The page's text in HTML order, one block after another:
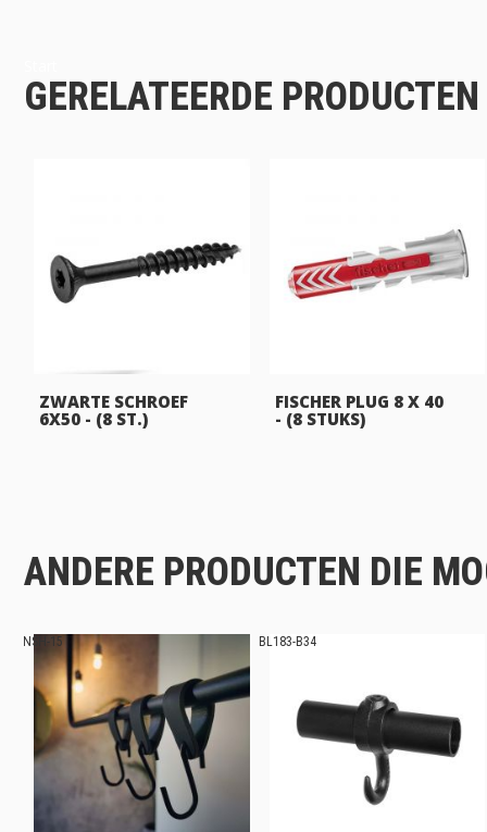
GERELATEERDE PRODUCTEN
ZWARTE SCHROEF
6X50 - (8 ST.)
FISCHER PLUG 8 X 40
- (8 STUKS)
ANDERE PRODUCTEN DIE
NSH-15 BL183-B34